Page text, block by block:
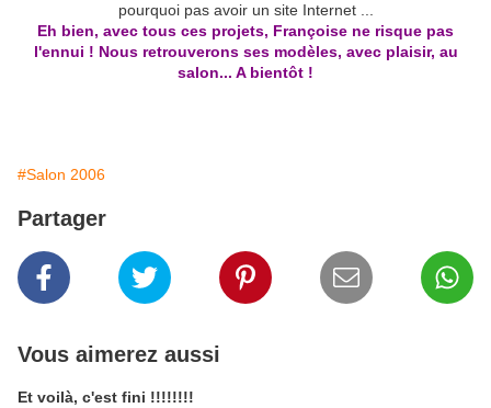
pourquoi pas avoir un site Internet ...
Eh bien, avec tous ces projets, Françoise ne risque pas
l'ennui ! Nous retrouverons ses modèles, avec plaisir, au
salon... A bientôt !
#Salon 2006
Partager
Vous aimerez aussi
Et voilà, c'est fini !!!!!!!!